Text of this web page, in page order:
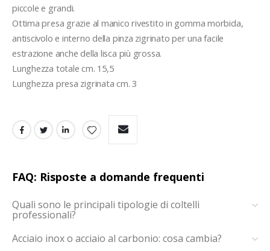
piccole e grandi.
Ottima presa grazie al manico rivestito in gomma morbida,
antiscivolo e interno della pinza zigrinato per una facile
estrazione anche della lisca più grossa.
Lunghezza totale cm. 15,5
Lunghezza presa zigrinata cm. 3
FAQ: Risposte a domande frequenti
Quali sono le principali tipologie di coltelli
professionali?
Acciaio inox o acciaio al carbonio: cosa cambia?